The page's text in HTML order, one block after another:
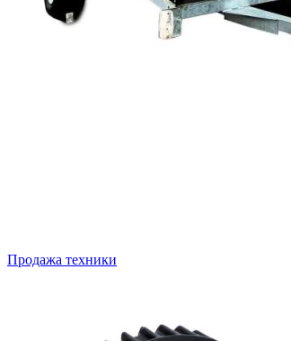
Продажа техники